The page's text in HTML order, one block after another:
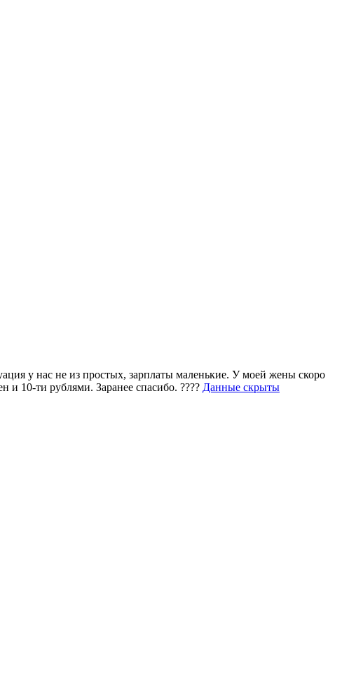
у нас не из простых, зарплаты маленькие. У моей жены скоро
и 10-ти рублями. Заранее спасибо. ???? Данные скрыты